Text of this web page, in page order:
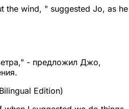
the wind, " suggested Jo, as he
- предложил Джо,
Edition)